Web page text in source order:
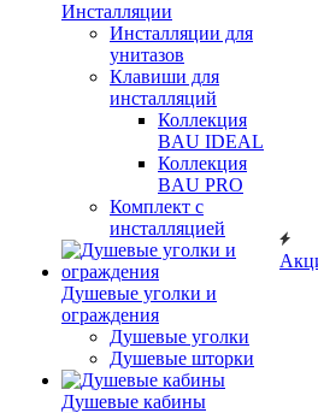
Инсталляции
Инсталляции для
унитазов
Клавиши для
инсталляций
Коллекция
BAU IDEAL
Коллекция
BAU PRO
Комплект с
инсталляцией
Душевые уголки и
ограждения
Душевые уголки
Душевые шторки
Душевые кабины